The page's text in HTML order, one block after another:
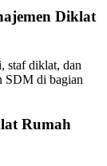
Diklat
staf diklat, dan
SDM di bagian
Rumah